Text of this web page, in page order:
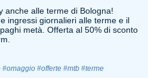
anche alle terme di Bologna!
ingressi giornalieri alle terme e il
metà. Offerta al 50% di sconto
#omaggio #offerte #mtb #terme